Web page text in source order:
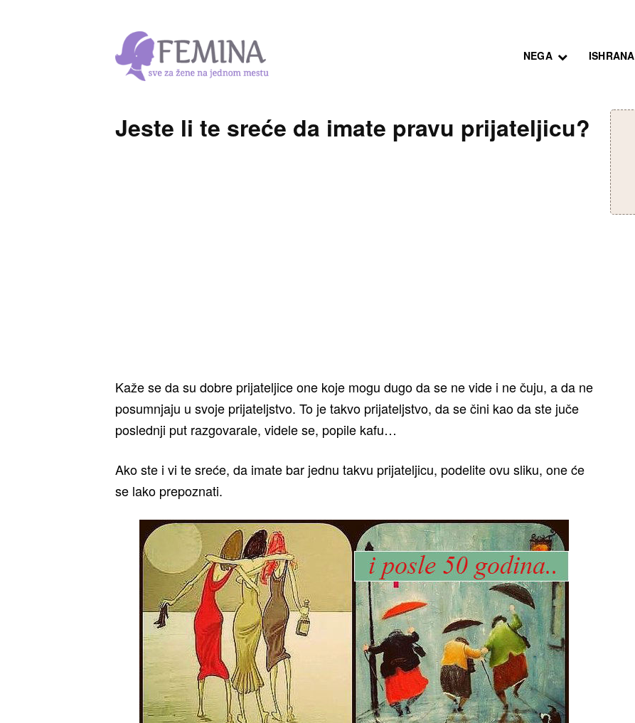
NEGA ISHRANA
Jeste li te sreće da imate pravu prijateljicu?
Kaže se da su dobre prijateljice one koje mogu dugo da se ne vide i ne čuju, a da ne
posumnjaju u svoje prijateljstvo. To je takvo prijateljstvo, da se čini kao da ste juče
poslednji put razgovarale, videle se, popile kafu…
Ako ste i vi te sreće, da imate bar jednu takvu prijateljicu, podelite ovu sliku, one će
se lako prepoznati.